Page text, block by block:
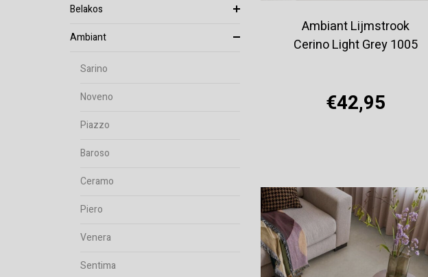
Belakos
Ambiant
Sarino
Noveno
Piazzo
Baroso
Ceramo
Piero
Venera
Sentima
Ambiant Lijmstrook
Cerino Light Grey 1005
€42,95